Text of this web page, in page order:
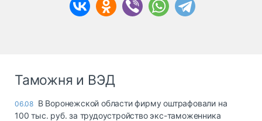
Таможня и ВЭД
06.08 В Воронежской области фирму оштрафовали на
100 тыс. руб. за трудоустройство экс-таможенника